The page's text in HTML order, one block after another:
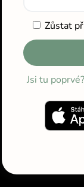
Zůstat
Jsi tu poprvé?